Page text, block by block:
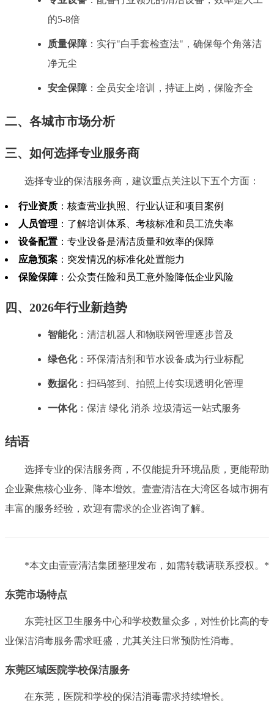
的5-8倍
质量保障 ：实行"白手套检查法"，确保每个角落洁
净无尘
安全保障 ：全员安全培训，持证上岗，保险齐全
二、各城市市场分析
三、如何选择专业服务商
选择专业的保洁服务商，建议重点关注以下五个方面：
行业资质 ：核查营业执照、行业认证和项目案例
人员管理 ：了解培训体系、考核标准和员工流失率
设备配置 ：专业设备是清洁质量和效率的保障
应急预案 ：突发情况的标准化处置能力
保险保障：公众责任险和员工意外险降低企业风险
四、2026年行业新趋势
智能化：清洁机器人和物联网管理逐步普及
绿色化：环保清洁剂和节水设备成为行业标配
数据化：扫码签到、拍照上传实现透明化管理
一体化：保洁 绿化 消杀 垃圾清运一站式服务
结语
选择专业的保洁服务商，不仅能提升环境品质，更能帮助
企业聚焦核心业务、降本增效。壹壹清洁在大湾区各城市拥有
丰富的服务经验，欢迎有需求的企业咨询了解。
*本文由壹壹清洁集团整理发布，如需转载请联系授权。*
东莞市场特点
东莞社区卫生服务中心和学校数量众多，对性价比高的专
业保洁消毒服务需求旺盛，尤其关注日常预防性消毒。
东莞区域医院学校保洁服务
在东莞，医院和学校的保洁消毒需求持续增长。